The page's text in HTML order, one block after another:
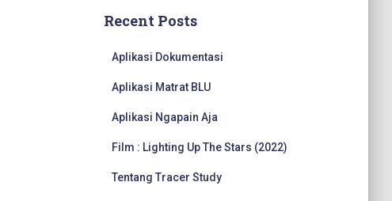
h
Recent Posts
Aplikasi Dokumentasi
Aplikasi Matrat BLU
Aplikasi Ngapain Aja
Film : Lighting Up The Stars (2022)
Tentang Tracer Study